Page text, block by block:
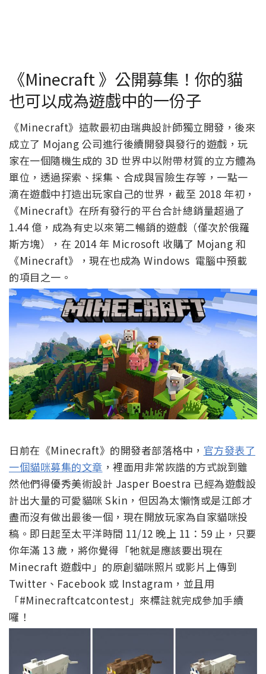
《Minecraft 》公開募集！你的貓
也可以成為遊戲中的一份子
《Minecraft》這款最初由瑞典設計師獨立開發，後來
成立了 Mojang 公司進行後續開發與發行的遊戲，玩
家在一個隨機生成的 3D 世界中以附帶材質的立方體為
單位，透過探索、採集、合成與冒險生存等，一點一
滴在遊戲中打造出玩家自己的世界，截至 2018 年初，
《Minecraft》在所有發行的平台合計總銷量超過了
1.44 億，成為有史以來第二暢銷的遊戲（僅次於俄羅
斯方塊），在 2014 年 Microsoft 收購了 Mojang 和
《Minecraft》，現在也成為 Windows 電腦中預載
的項目之一。
日前在《Minecraft》的開發者部落格中， 官方發表了
一個貓咪募集的文章 ，裡面用非常詼諧的方式說到雖
然他們得優秀美術設計 Jasper Boestra 已經為遊戲設
計出大量的可愛貓咪 Skin，但因為太懶惰或是江郎才
盡而沒有做出最後一個，現在開放玩家為自家貓咪投
稿。即日起至太平洋時間 11/12 晚上 11：59 止，只要
你年滿 13 歲，將你覺得「牠就是應該要出現在
Minecraft 遊戲中」的原創貓咪照片或影片上傳到
Twitter、Facebook 或 Instagram，並且用
「#Minecraftcatcontest」來標註就完成參加手續
囉！